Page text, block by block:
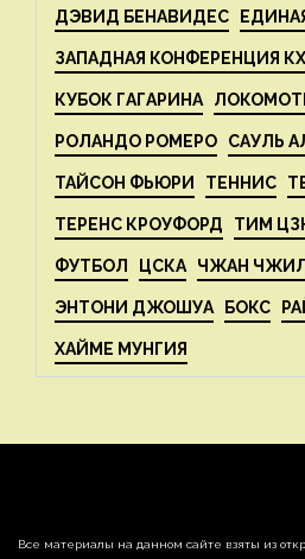
ДЭВИД БЕНАВИДЕС
ЗАПАДНАЯ КОНФЕРЕНЦИЯ
КУБОК ГАГАРИНА
РОЛАНДО РОМЕРО САУЛЬ
ТАЙСОН ФЬЮРИ ТЕННИС
ТЕРЕНС КРОУФОРД ТИМ
ФУТБОЛ ЦСКА ЧЖАН
ЭНТОНИ ДЖОШУА БОКС
ХАЙМЕ МУНГИЯ
Все материалы на данном сайте взяты из